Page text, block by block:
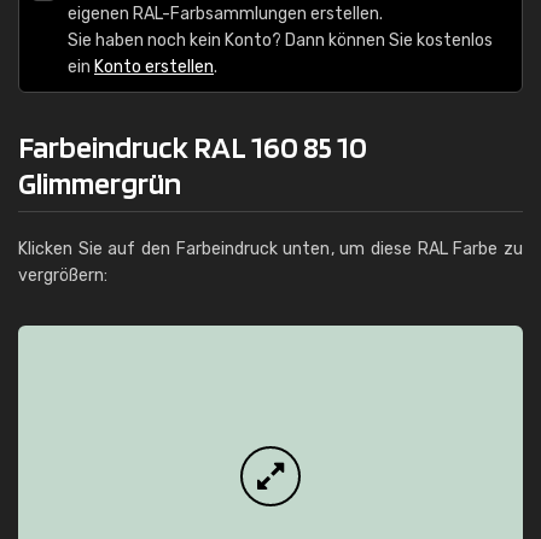
eigenen RAL-Farbsammlungen erstellen.
Sie haben noch kein Konto? Dann können Sie kostenlos
ein Konto erstellen.
Farbeindruck RAL 160 85 10
Glimmergrün
Klicken Sie auf den Farbeindruck unten, um diese RAL Farbe zu
vergrößern: